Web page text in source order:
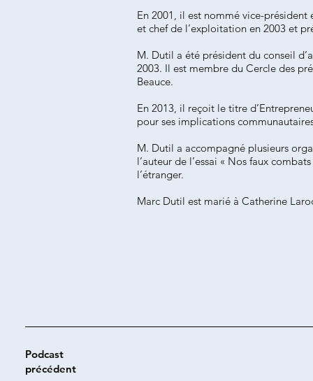
Podcast
précédent
En 2001, il est nommé vice-
et chef de l’exploitation en 2003 et
M. Dutil a été président du conseil
2003. Il est membre du Cercle des
Beauce.
En 2013, il reçoit le titre
pour ses implications
M. Dutil a accompagné plusieurs
l’auteur de l’essai « Nos faux
l’étranger.
Marc Dutil est marié à Catherine